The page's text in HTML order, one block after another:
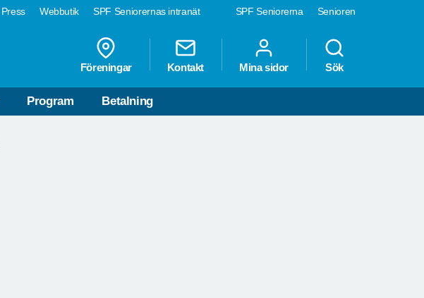
SPF Seniorerna Senioren
Press Webbutik SPF Seniorernas intranät
Föreningar Kontakt Mina sidor Sök
Program Betalning